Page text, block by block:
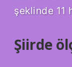
şeklinde 11
Şiirde